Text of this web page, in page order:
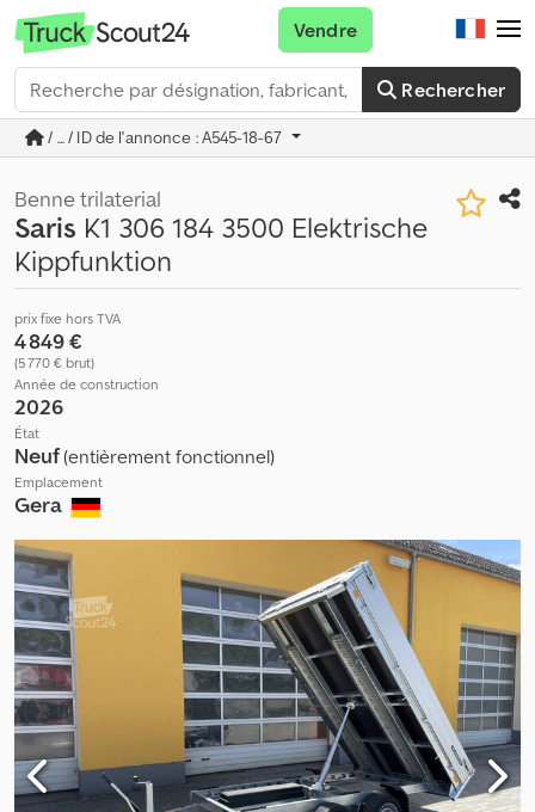
Rechercher
Vendre
/ ... / ID de l'annonce : A545-18-67
Benne trilaterial
Saris K1 306 184 3500 Elektrische
Kippfunktion
prix fixe hors TVA
4 849 €
(5 770 € brut)
Année de construction
2026
État
Neuf(entièrement fonctionnel)
Emplacement
Gera